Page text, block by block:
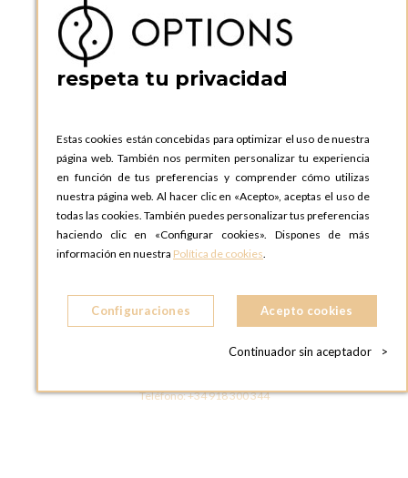
08130 Santa Perpetua de Moguda, Barcelona
ESPAñA
Teléfono:
+34 935 724 041
OPTIONS BARCELONA SHOWROOM
ESPAñA
Teléfono:+34 935 724 041
OPTIONS MADRID
C. Lucio Emilio Cándido, 6,
28803 Alcalá de Henares, Madrid
ESPAñA
OPTIONS MADRID SHOWROOM
28004 MADRID
Teléfono:+34 918 300 344
respeta tu privacidad
Estas cookies están concebidas para optimizar el uso de nuestra
página web. También nos permiten personalizar tu experiencia
en función de tus preferencias y comprender cómo utilizas
nuestra página web. Al hacer clic en «Acepto», aceptas el uso de
todas las cookies. También puedes personalizar tus preferencias
haciendo clic en «Configurar cookies». Dispones de más
información en nuestra Política de cookies.
Configuraciones Acepto cookies
Continuador sin aceptador >